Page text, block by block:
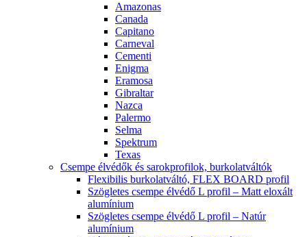
Amazonas
Canada
Capitano
Carneval
Cementi
Enigma
Eramosa
Gibraltar
Nazca
Palermo
Selma
Spektrum
Texas
Csempe élvédők és sarokprofilok, burkolatváltók
Flexibilis burkolatváltó, FLEX BOARD profil
Szögletes csempe élvédő L profil – Matt eloxált
alumínium
Szögletes csempe élvédő L profil – Natúr
alumínium